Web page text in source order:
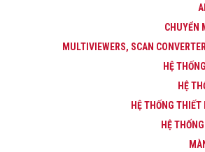
CHUYỂN
MULTIVIEWERS, SCAN
HỆ
HỆ
HỆ THỐNG
HỆ